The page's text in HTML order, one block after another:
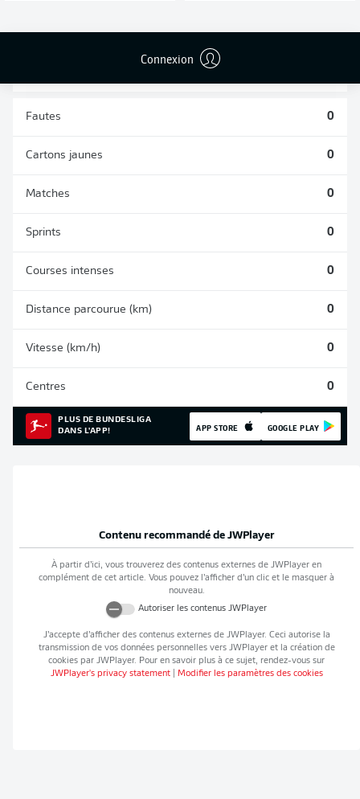
Connexion
0 0
Fautes 0
Cartons jaunes 0
Matches 0
Sprints 0
Courses intenses 0
Distance parcourue (km) 0
Vitesse (km/h) 0
Centres 0
PLUS DE BUNDESLIGA
DANS L'APP!
APP STORE GOOGLE PLAY
Contenu recommandé de JWPlayer
À partir d’ici, vous trouverez des contenus externes de JWPlayer en
complément de cet article. Vous pouvez l’afficher d’un clic et le masquer à
nouveau.
Autoriser les contenus JWPlayer
J’accepte d’afficher des contenus externes de JWPlayer. Ceci autorise la
transmission de vos données personnelles vers JWPlayeret la création de
cookies par JWPlayer. Pour en savoir plus à ce sujet, rendez-vous sur
JWPlayer's privacy statement| Modifier les paramètres des cookies